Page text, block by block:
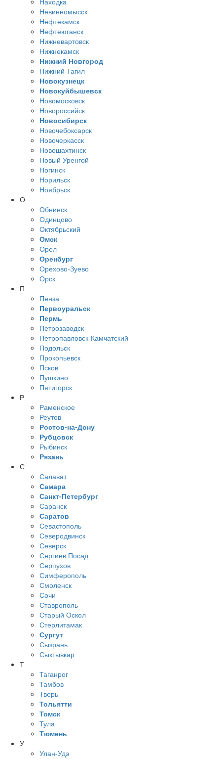
Невинномысск
Нефтекамск
Нефтеюганск
Нижневартовск
Нижнекамск
Нижний Новгород
Нижний Тагил
Новокузнецк
Новокуйбышевск
Новомосковск
Новороссийск
Новосибирск
Новочебоксарск
Новочеркасск
Новошахтинск
Новый Уренгой
Ногинск
Норильск
Ноябрьск
О
Обнинск
Одинцово
Октябрьский
Омск
Орел
Оренбург
Орехово-Зуево
Орск
П
Пенза
Первоуральск
Пермь
Петрозаводск
Петропавловск-Камчатский
Подольск
Прокопьевск
Псков
Пушкино
Пятигорск
Р
Раменское
Реутов
Ростов-на-Дону
Рубцовск
Рыбинск
Рязань
С
Салават
Самара
Санкт-Петербург
Саранск
Саратов
Севастополь
Северодвинск
Северск
Сергиев Посад
Серпухов
Симферополь
Смоленск
Сочи
Ставрополь
Старый Оскол
Стерлитамак
Сургут
Сызрань
Сыктывкар
Т
Таганрог
Тамбов
Тверь
Тольятти
Томск
Тула
Тюмень
У
Улан-Удэ